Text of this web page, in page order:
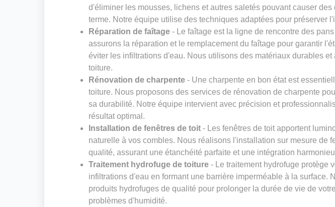
d'éliminer les mousses, lichens et autres saletés pouvant causer des
terme. Notre équipe utilise des techniques adaptées pour préserver
Réparation de faîtage - Le faîtage est la ligne de rencontre des
assurons la réparation et le remplacement du faîtage pour garantir
éviter les infiltrations d'eau. Nous utilisons des matériaux durables et
toiture.
Rénovation de charpente - Une charpente en bon état est
toiture. Nous proposons des services de rénovation de charpente
sa durabilité. Notre équipe intervient avec précision et
résultat optimal.
Installation de fenêtres de toit - Les fenêtres de toit apportent
naturelle à vos combles. Nous réalisons l'installation sur mesure de
qualité, assurant une étanchéité parfaite et une intégration
Traitement hydrofuge de toiture - Le traitement hydrofuge protège
infiltrations d'eau en formant une barrière imperméable à la surface.
produits hydrofuges de qualité pour prolonger la durée de vie de
problèmes d'humidité.